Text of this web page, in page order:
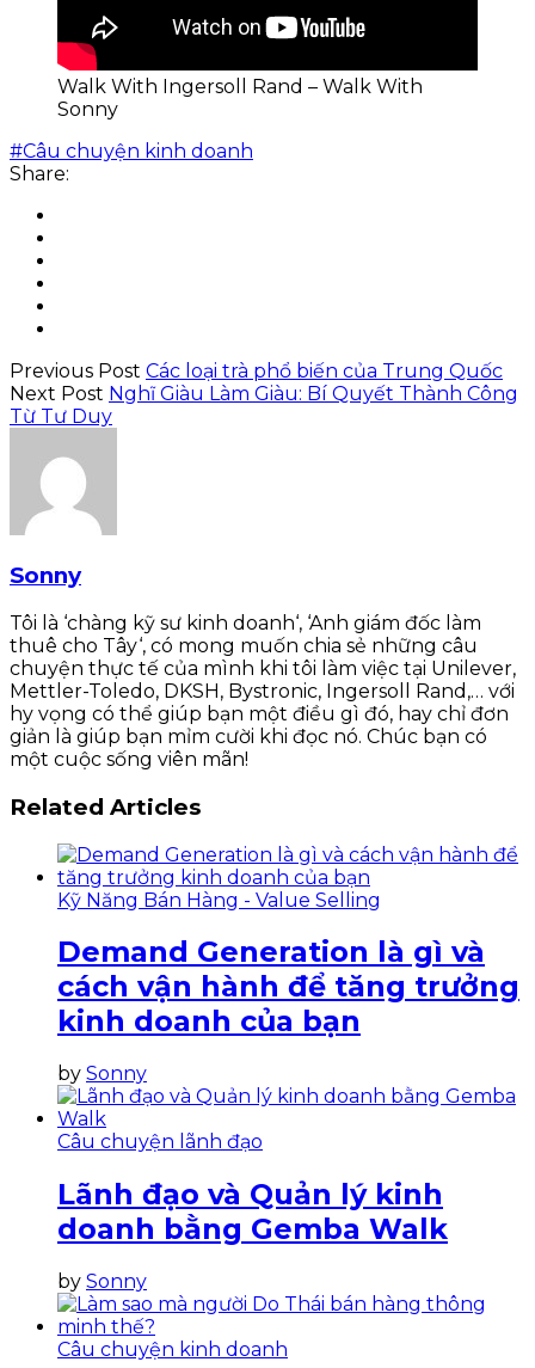
Walk With Ingersoll Rand – Walk With
Sonny
#Câu chuyện kinh doanh
Share:
Previous Post Các loại trà phổ biến của Trung Quốc
Next Post Nghĩ Giàu Làm Giàu: Bí Quyết Thành Công
Từ Tư Duy
Sonny
Tôi là ‘chàng kỹ sư kinh doanh‘, ‘Anh giám đốc làm
thuê cho Tây‘, có mong muốn chia sẻ những câu
chuyện thực tế của mình khi tôi làm việc tại Unilever,
Mettler-Toledo, DKSH, Bystronic, Ingersoll Rand,… với
hy vọng có thể giúp bạn một điều gì đó, hay chỉ đơn
giản là giúp bạn mỉm cười khi đọc nó. Chúc bạn có
một cuộc sống viên mãn!
Related Articles
Kỹ Năng Bán Hàng - Value Selling
Demand Generation là gì và
cách vận hành để tăng trưởng
kinh doanh của bạn
by Sonny
Câu chuyện lãnh đạo
Lãnh đạo và Quản lý kinh
doanh bằng Gemba Walk
by Sonny
Câu chuyện kinh doanh